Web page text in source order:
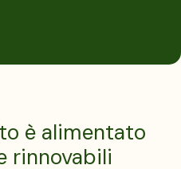
è alimentato
rinnovabili